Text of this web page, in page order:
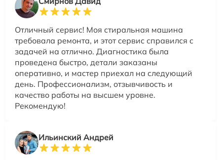
Отличный сервис! Моя стиральная машина
требовала ремонта, и этот сервис справился с
задачей на отлично. Диагностика была
проведена быстро, детали заказаны
оперативно, и мастер приехал на следующий
день. Профессионализм, отзывчивость и
качество работы на высшем уровне.
Рекомендую!
Ильинский Андрей